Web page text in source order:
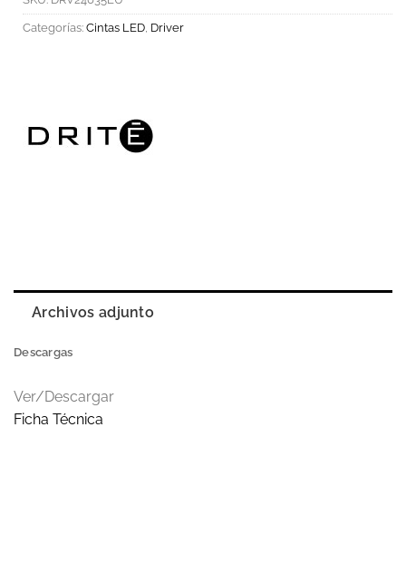
Categorías: Cintas LED Driver
Archivos adjunto
Descargas
Ver/Descargar
Ficha Técnica